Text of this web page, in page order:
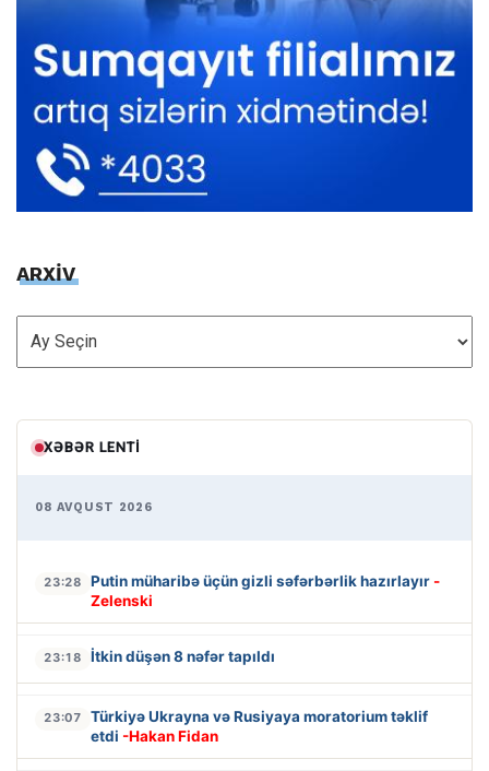
ARXİV
ARXİV
XƏBƏR LENTI
08 AVQUST 2026
23:28 Putin müharibə üçün gizli səfərbərlik hazırlayır -
Zelenski
23:18 İtkin düşən 8 nəfər tapıldı
23:07
Türkiyə Ukrayna və Rusiyaya moratorium təklif
etdi -Hakan Fidan